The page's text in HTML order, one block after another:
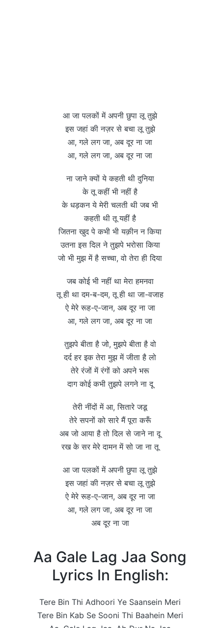
आ जा पलकों में अपनी छुपा लू तुझे
इस जहां की नज़र से बचा लू तुझे
आ, गले लग जा, अब दूर ना जा
आ, गले लग जा, अब दूर ना जा
ना जाने क्यों ये कहती थी दुनिया
के तू कहीं भी नहीं है
के धड़कन ये मेरी चलती थी जब भी
कहती थी तू यहीं है
जितना खुद पे कभी भी यक़ीन न किया
उतना इस दिल ने तुझपे भरोसा किया
जो भी मुझ में है सच्चा, वो तेरा ही दिया
जब कोई भी नहीं था मेरा हमनवा
तू ही था दम-ब-दम, तू ही था जा-वजाह
ऐ मेरे रूह-ए-जान, अब दूर ना जा
आ, गले लग जा, अब दूर ना जा
तुझपे बीता है जो, मुझपे बीता है वो
दर्द हर इक तेरा मुझ में जीता है लो
तेरे रंजों में रंगों को अपने भरू
दाग कोई कभी तुझपे लगने ना दू
तेरी नींदों में आ, सितारे जडू
तेरे सपनों को सारे मैं पूरा करूँ
अब जो आया है तो दिल से जाने ना दू
रख के सर मेरे दामन में सो जा ना तू
आ जा पलकों में अपनी छुपा लू तुझे
इस जहां की नज़र से बचा लू तुझे
ऐ मेरे रूह-ए-जान, अब दूर ना जा
आ, गले लग जा, अब दूर ना जा
अब दूर ना जा
Aa Gale Lag Jaa Song
Lyrics In English:
Tere Bin Thi Adhoori Ye Saansein Meri
Tere Bin Kab Se Sooni Thi Baahein Meri